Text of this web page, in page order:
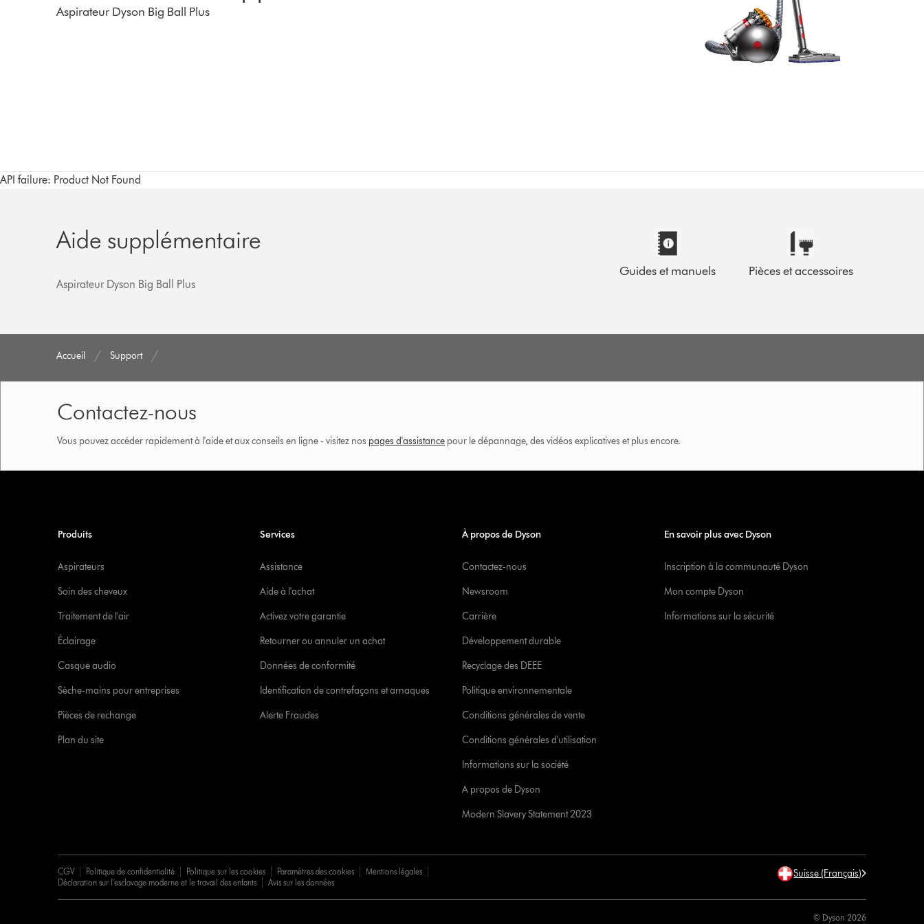
Aspirateur Dyson Big Ball Plus
API failure: Product Not Found
Aide supplémentaire
Aspirateur Dyson Big Ball Plus
Guides et manuels Pièces et accessoires
Accueil Support
Contactez-nous
Vous pouvez accéder rapidement à l'aide et aux conseils en ligne - visitez nos pages d'assistance pour le dépannage, des vidéos explicatives et plus encore.
Produits
Aspirateurs
Soin des cheveux
Traitement de l'air
Éclairage
Casque audio
Sèche-mains pour entreprises
Pièces de rechange
Plan du site
Services
Assistance
Aide à l'achat
Activez votre garantie
Retourner ou annuler un achat
Données de conformité
Identification de contrefaçons et arnaques
Alerte Fraudes
À propos de Dyson
Contactez-nous
Newsroom
Carrière
Développement durable
Recyclage des DEEE
Politique environnementale
Conditions générales de vente
Conditions générales d'utilisation
Informations sur la société
A propos de Dyson
Modern Slavery Statement 2023
En savoir plus avec Dyson
Inscription à la communauté Dyson
Mon compte Dyson
Informations sur la sécurité
CGV Politique de confidentialité Politique sur les cookies Paramètres des cookies
Mentions légales
Déclaration sur l'esclavage moderne et le travail des enfants
Avis sur les données
Suisse (Français)
© Dyson 2026